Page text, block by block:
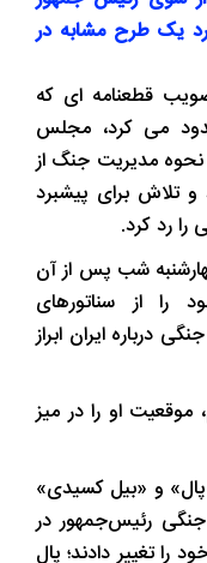
یک طرح مشابه در
قطعنامه‌ ای که
می کرد،‌ مجلس
مدیریت جنگ از
و تلاش برای پیشبرد
رد کرد.
شب پس از آن
را از سناتورهای
درباره ایران ابراز
موقعیت او را در میز
پال» و «بیل کسیدی»
رئیس‌جمهور در
را تغییر دادند؛ پال